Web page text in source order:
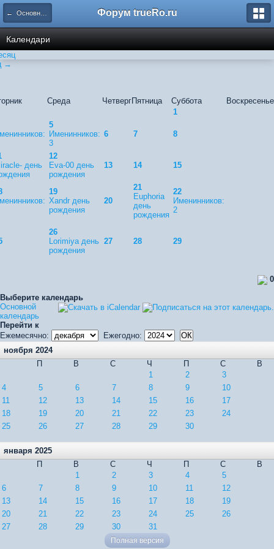
← Основной календарь Форум trueRo.ru
Календари
→
Среда ЧетвергПятница Суббота
Воскресенье
1
5
Именинников:
3
6 7 8
день
12
Eva-00 день
рождения
13 14 15
19
Xandr день
рождения
20
21
Euphoria
день
рождения
22
Именинников:
2
26
Lorimiya день
рождения
27 28 29
0
Выберите календарь
Основной
календарь
Перейти к
Ежемесячно:
Ежегодно:
ноября 2024
П
В С Ч П С
В
1
2
3
4
5 6 7 8 9
10
11
12 13 14 15 16
17
18
19 20 21 22 23
24
25
26 27 28 29 30
января 2025
П
В С Ч П С
В
1
2 3 4
5
6
7 8 9 10 11
12
13
14 15 16 17 18
19
20
21 22 23 24 25
26
27
28 29 30 31
Полная версия